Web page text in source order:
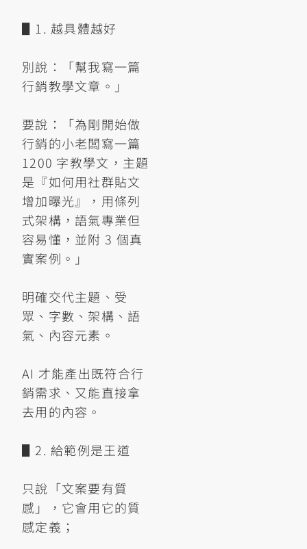
▋1. 越具體越好
別說：「幫我寫一篇
行銷教學文章。」
要說：「為剛開始做
行銷的小老闆寫一篇
1200 字教學文，主題
是『如何用社群貼文
增加曝光』，用條列
式架構，語氣專業但
容易懂，並附 3 個真
實案例。」
明確交代主題、受
眾、字數、架構、語
氣、內容元素。
AI 才能產出既符合行
銷需求、又能直接拿
去用的內容。
▋2. 給範例是王道
只說「文案要有質
感」，它會用它的質
感定義；